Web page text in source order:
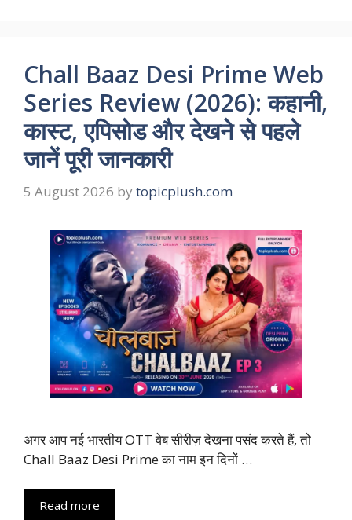
Chall Baaz Desi Prime Web
Series Review (2026): कहानी,
कास्ट, एपिसोड और देखने से पहले
जानें पूरी जानकारी
5 August 2026 by topicplush.com
अगर आप नई भारतीय OTT वेब सीरीज़ देखना पसंद करते हैं, तो
Chall Baaz Desi Prime का नाम इन दिनों …
Read more